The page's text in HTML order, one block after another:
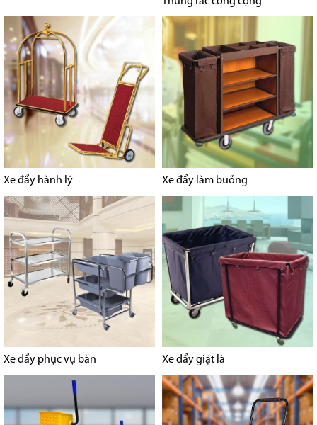
Xe đẩy hành lý Xe đẩy làm buồng
Xe đẩy phục vụ bàn Xe đẩy giặt là